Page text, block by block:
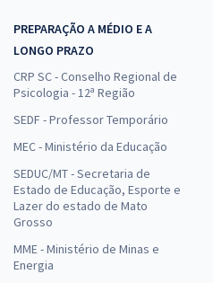
PREPARAÇÃO A MÉDIO E A
LONGO PRAZO
CRP SC - Conselho Regional de
Psicologia - 12ª Região
SEDF - Professor Temporário
MEC - Ministério da Educação
SEDUC/MT - Secretaria de
Estado de Educação, Esporte e
Lazer do estado de Mato
Grosso
MME - Ministério de Minas e
Energia